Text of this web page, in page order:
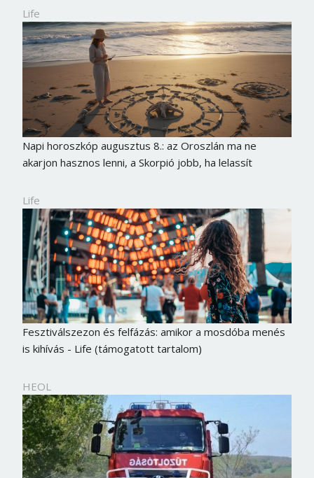
Life
Napi horoszkóp augusztus 8.: az Oroszlán ma ne
akarjon hasznos lenni, a Skorpió jobb, ha lelassít
Life
Fesztiválszezon és felfázás: amikor a mosdóba menés
is kihívás - Life (támogatott tartalom)
HEOL
Jelszó
Mégse Bejelentkezés